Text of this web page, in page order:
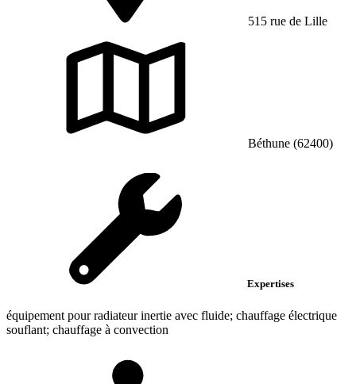
515 rue de Lille
Béthune (62400)
Expertises
équipement pour radiateur inertie avec fluide; chauffage électrique
souflant; chauffage à convection